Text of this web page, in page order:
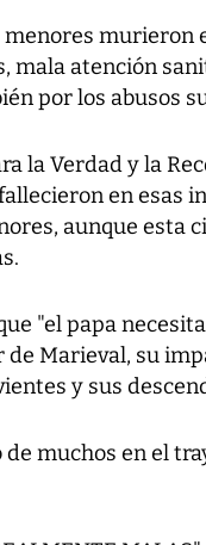
murieron
mala atención
por los abusos
la Verdad y la
en esas
aunque esta
"el papa
Marieval, su
y sus
muchos en el